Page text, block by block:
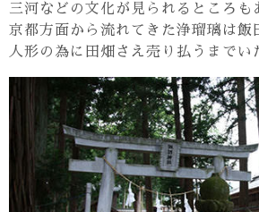
三河などの文化が見られるところも
京都方面から流れてきた浄瑠璃は飯
人形の為に田畑さえ売り払うまでい